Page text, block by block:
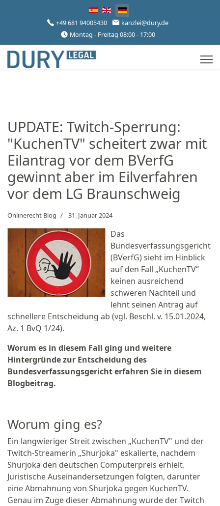
Sprache auswählen
+49 681 94005430
kanzlei@dury.de
Montag - Freitag 08:00 - 17:00
UPDATE: Twitch-Sperrung:
"KuchenTV" scheitert zwar mit
Eilantrag vor dem BVerfG
gewinnt aber im Eilverfahren
vor dem LG Braunschweig
Onlinerecht Blog 31. Januar 2024
Das
Bundesverfassungsgericht
(BVerfG) sieht im Hinblick
auf den Fall „KuchenTV“
keinen ausreichend
schweren Nachteil und
lehnt seinen Antrag auf
schnellere Entscheidung ab (vgl. Beschl. v. 15.01.2024,
Az. 1 BvQ 1/24).
Worum es in diesem Fall ging und weitere
Hintergründe zur Entscheidung des
Bundesverfassungsgericht erfahren Sie in diesem
Blogbeitrag.
Worum ging es?
Ein langwieriger Streit zwischen „KuchenTV" und der
Twitch-Streamerin „Shurjoka" eskalierte, nachdem
Shurjoka den deutschen Computerpreis erhielt.
Juristische Auseinandersetzungen folgten, darunter
eine Abmahnung von Shurjoka gegen KuchenTV.
Genau im Zuge dieser Abmahnung wurde der Twitch